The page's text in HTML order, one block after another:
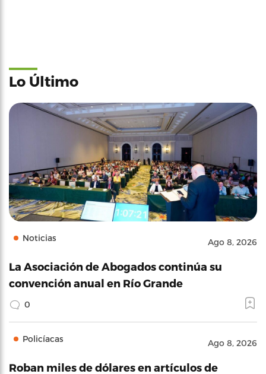
Lo Último
Noticias Ago 8, 2026
La Asociación de Abogados continúa su
convención anual en Río Grande
0
Policíacas Ago 8, 2026
Roban miles de dólares en artículos de